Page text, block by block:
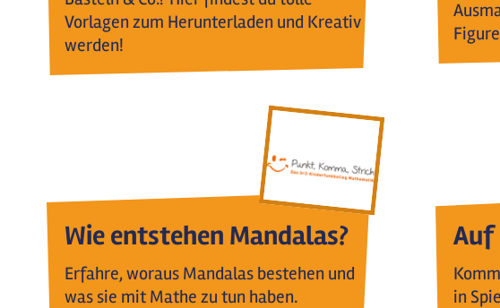
Vorlagen zum Herunterladen und Kreativ
werden!
Wie entstehen Mandalas?
Erfahre, woraus Mandalas bestehen und
was sie mit Mathe zu tun haben.
Auf
in